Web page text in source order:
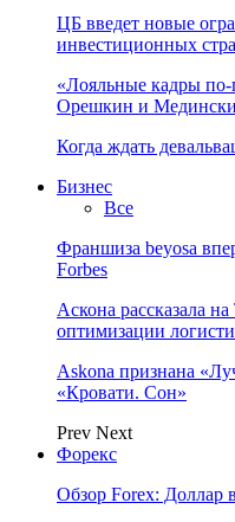
ЦБ введет новые
инвестиционных
«Лояльные кадры
Орешкин и
Когда ждать
Бизнес
Все
Франшиза beyosa
Forbes
Аскона рассказала
оптимизации
Askona признана
«Кровати. Сон»
Prev Next
Форекс
Обзор Forex: Доллар